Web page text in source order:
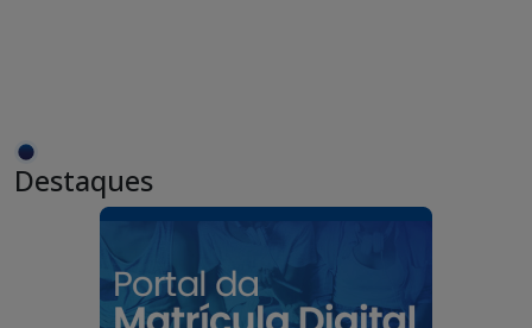
Destaques